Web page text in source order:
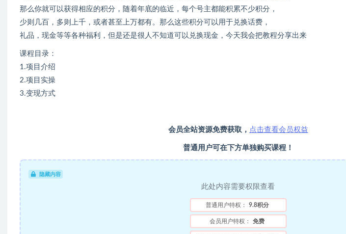
那么你就可以获得相应的积分，随着年底的临近，每个号主都能积累不少积分，
少则几百，多则上千，或者甚至上万都有。那么这些积分可以用于兑换话费，
礼品，现金等等各种福利，但是还是很人不知道可以兑换现金，今天我会把教程分享出来
课程目录：
1.项目介绍
2.项目实操
3.变现方式
会员全站资源免费获取， 点击查看会员权益
普通用户可在下方单独购买课程！
隐藏内容
此处内容需要权限查看
普通用户特权： 9.8积分
会员用户特权： 免费